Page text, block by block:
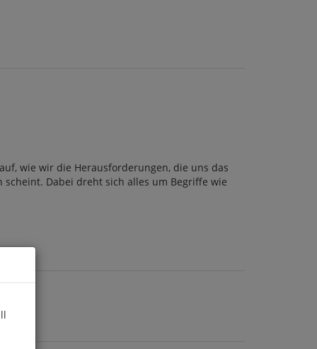
wie wir die Herausforderungen, die uns das
Dabei dreht sich alles um Begriffe wie